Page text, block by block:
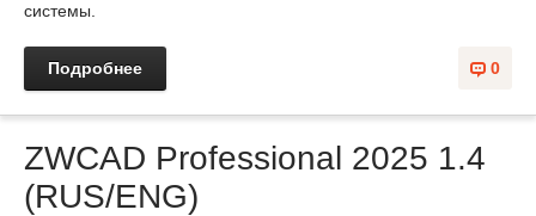
системы.
0
Подробнее
ZWCAD Professional 2025 1.4
(RUS/ENG)